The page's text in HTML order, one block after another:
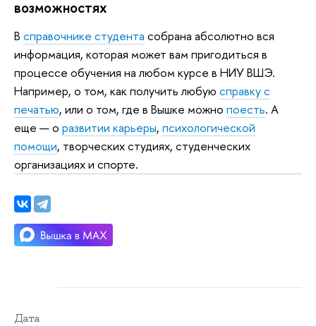
возможностях
В справочнике студента собрана абсолютно вся
информация, которая может вам пригодиться в
процессе обучения на любом курсе в НИУ ВШЭ.
Например, о том, как получить любую справку с
печатью, или о том, где в Вышке можно поесть. А
еще — о развитии карьеры, психологической
помощи, творческих студиях, студенческих
организациях и спорте.
Дата